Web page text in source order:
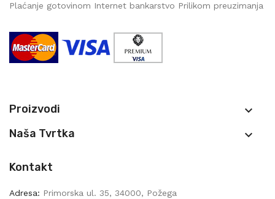
Plaćanje gotovinom Internet bankarstvo Prilikom preuzimanja
Proizvodi 
Naša Tvrtka 
Kontakt
Adresa: Primorska ul. 35, 34000, Požega